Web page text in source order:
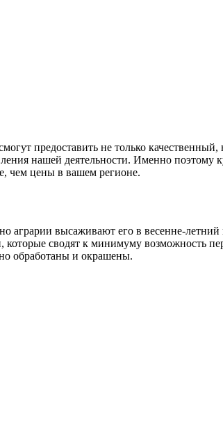
предоставить не только
нашей деятельности. Именно
чем цены в вашем регионе.
высаживают его в весенне-
сводят к минимуму возможность
обработаны и окрашены.